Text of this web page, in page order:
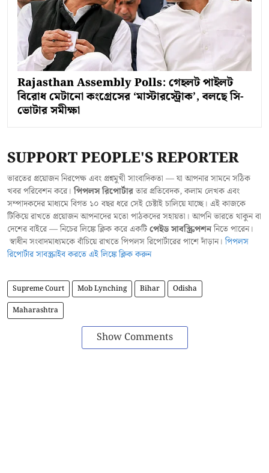
Rajasthan Assembly Polls: গেহলট পাইলট
বিরোধ মেটানো কংগ্রেসের ‘মাস্টারস্ট্রোক’, বলছে সি-
ভোটার সমীক্ষা
SUPPORT PEOPLE'S REPORTER
ভারতের প্রয়োজন নিরপেক্ষ এবং প্রশ্নমুখী সাংবাদিকতা — যা আপনার সামনে সঠিক
খবর পরিবেশন করে।পিপলস রিপোর্টারতার প্রতিবেদক, কলাম লেখক এবং
সম্পাদকদের মাধ্যমে বিগত ১০ বছর ধরে সেই চেষ্টাই চালিয়ে যাচ্ছে। এই কাজকে
টিকিয়ে রাখতে প্রয়োজন আপনাদের মতো পাঠকদের সহায়তা। আপনি ভারতে থাকুন বা
দেশের বাইরে — নিচের লিঙ্কে ক্লিক করে একটিপেইড সাবস্ক্রিপশননিতে পারেন।
স্বাধীন সংবাদমাধ্যমকে বাঁচিয়ে রাখতে পিপলস রিপোর্টারের পাশে দাঁড়ান।পিপলস
রিপোর্টার সাবস্ক্রাইব করতে এই লিঙ্কে ক্লিক করুন
Supreme Court Mob Lynching Bihar
Odisha
Maharashtra
Show Comments